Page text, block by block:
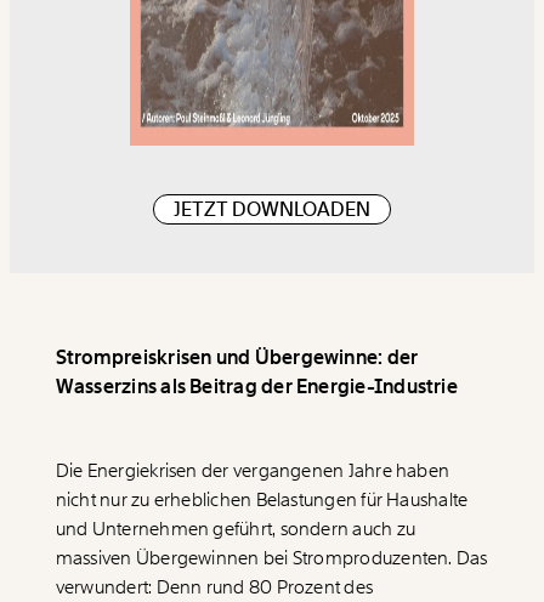
JETZT DOWNLOADEN
Strompreiskrisen und Übergewinne: der
Wasserzins als Beitrag der Energie-Industrie
Die Energiekrisen der vergangenen Jahre haben
nicht nur zu erheblichen Belastungen für Haushalte
und Unternehmen geführt, sondern auch zu
massiven Übergewinnen bei Stromproduzenten. Das
verwundert: Denn rund 80 Prozent des